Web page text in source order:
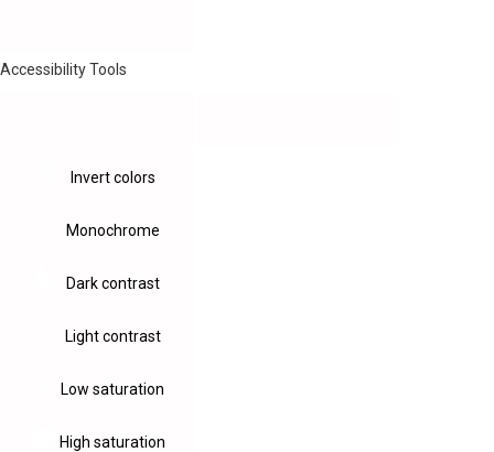
Accessibility Tools
Invert colors
Monochrome
Dark contrast
Light contrast
Low saturation
High saturation